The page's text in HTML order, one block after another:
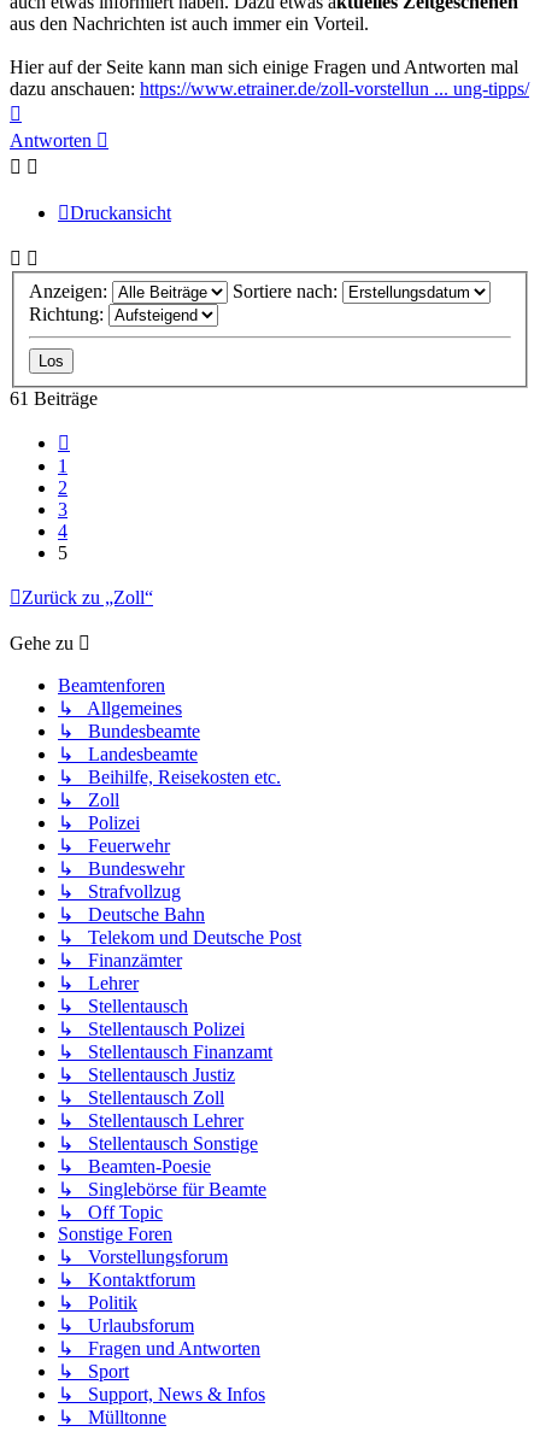
aus den Nachrichten ist auch immer ein Vorteil.
Hier auf der Seite kann man sich einige Fragen und Antworten mal
dazu anschauen: https://www.etrainer.de/zoll-vorstellun ... ung-tipps/
oben
Antworten
Druckansicht
Anzeigen:
Sortiere nach:
Richtung:
61 Beiträge
1
2
3
4
5
Zurück zu „Zoll“
Gehe zu
Beamtenforen
↳ Allgemeines
↳ Bundesbeamte
↳ Landesbeamte
↳ Beihilfe, Reisekosten etc.
↳ Zoll
↳ Polizei
↳ Feuerwehr
↳ Bundeswehr
↳ Strafvollzug
↳ Deutsche Bahn
↳ Telekom und Deutsche Post
↳ Finanzämter
↳ Lehrer
↳ Stellentausch
↳ Stellentausch Polizei
↳ Stellentausch Finanzamt
↳ Stellentausch Justiz
↳ Stellentausch Zoll
↳ Stellentausch Lehrer
↳ Stellentausch Sonstige
↳ Beamten-Poesie
↳ Singlebörse für Beamte
↳ Off Topic
Sonstige Foren
↳ Vorstellungsforum
↳ Kontaktforum
↳ Politik
↳ Urlaubsforum
↳ Fragen und Antworten
↳ Sport
↳ Support, News & Infos
↳ Mülltonne